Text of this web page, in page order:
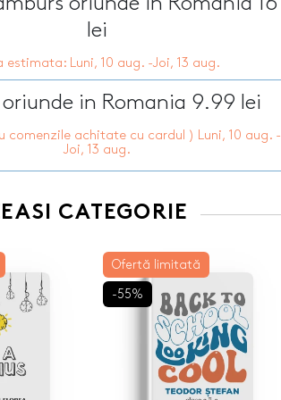
personalizate
Tirbusoane personalizate
Tablouri canvas
Tablouri personalizate
lei
estimata: Luni, 10 aug. -Joi, 13 aug.
oriunde in Romania 9.99 lei
comenzile achitate cu cardul ) Luni, 10 aug. -
Joi, 13 aug.
CATEGORIE
Ofertă limitată
-55%